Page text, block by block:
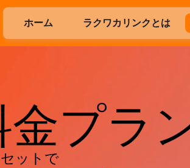
ットで
金プラ
ホーム ラクワカリンクとは